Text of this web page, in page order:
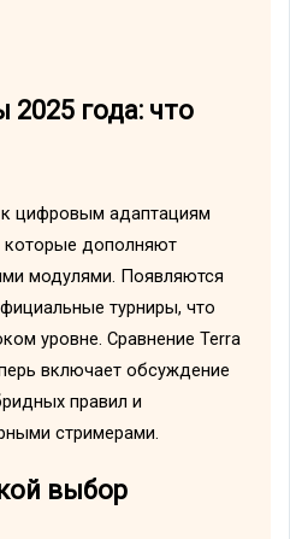
года: что
к цифровым адаптациям
которые дополняют
модулями. Появляются
турниры, что
уровне. Сравнение Terra
включает обсуждение
правил и
стримерами.
выбор